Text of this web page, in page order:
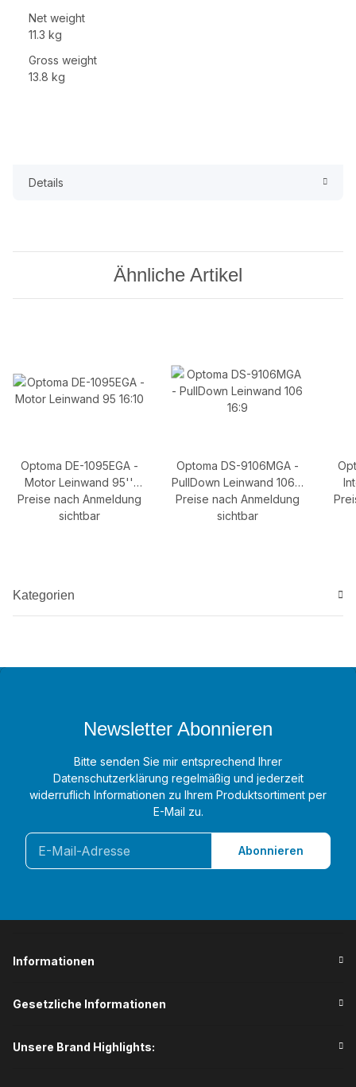
Net weight
11.3 kg
Gross weight
13.8 kg
Details
Ähnliche Artikel
Optoma DE-1095EGA -
Motor Leinwand 95''
16:10
Preise nach Anmeldung
sichtbar
Optoma DS-9106MGA -
PullDown Leinwand 106''
16:9
Preise nach Anmeldung
sichtbar
Kategorien
Newsletter Abonnieren
Bitte senden Sie mir entsprechend Ihrer
Datenschutzerklärung regelmäßig und jederzeit
widerruflich Informationen zu Ihrem Produktsortiment per
E-Mail zu.
Abonnieren
Informationen
Gesetzliche Informationen
Unsere Brand Highlights: